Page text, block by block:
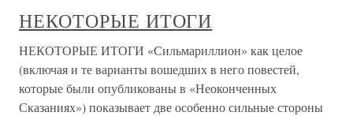
НЕКОТОРЫЕ ИТОГИ
НЕКОТОРЫЕ ИТОГИ «Сильмариллион» как целое
(включая и те варианты вошедших в него повестей,
которые были опубликованы в «Неоконченных
Сказаниях») показывает две особенно сильные стороны